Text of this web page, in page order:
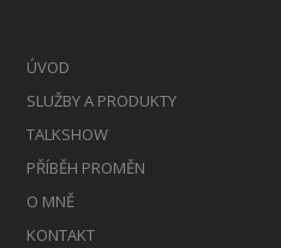
ÚVOD
SLUŽBY A PRODUKTY
TALKSHOW
PŘÍBĚH PROMĚN
O MNĚ
KONTAKT